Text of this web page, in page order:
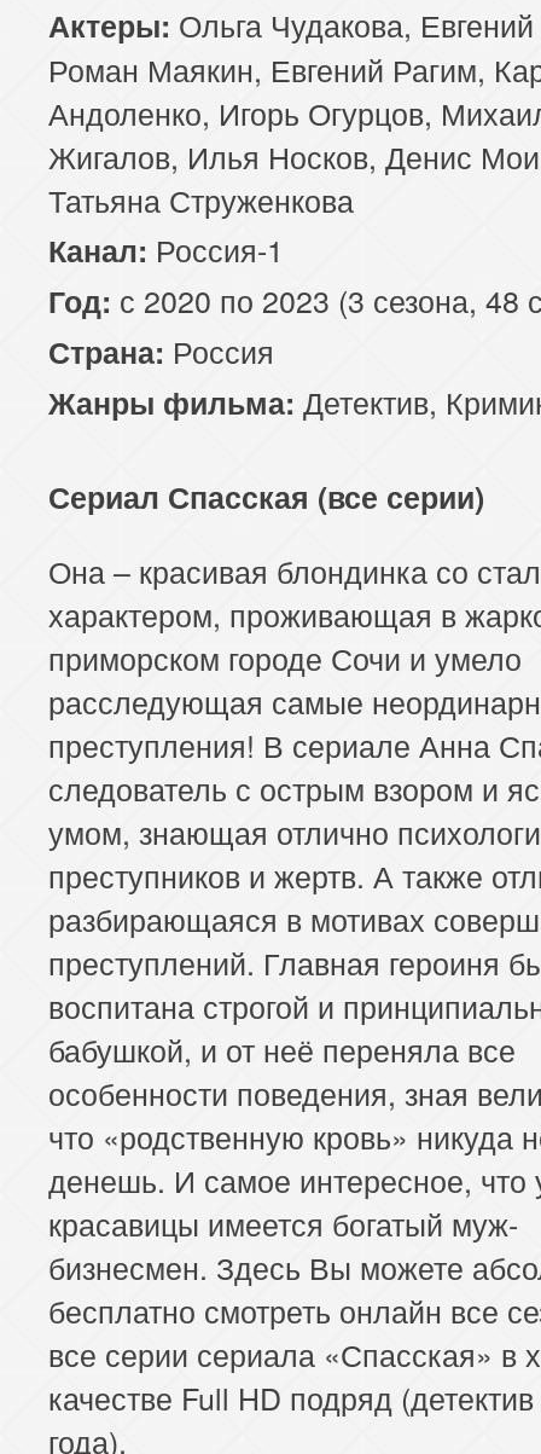
Актеры: Ольга Чудакова,
Роман Маякин, Евгений Рагим,
Андоленко, Игорь Огурцов,
Жигалов, Илья Носков, Денис
Татьяна Струженкова
Канал: Россия-1
Год: с 2020 по 2023 (3 сезона, 48
Страна: Россия
Жанры фильма: Детектив,
Сериал Спасская (все серии)
Она – красивая блондинка со
характером, проживающая в
приморском городе Сочи и умело
расследующая самые
преступления! В сериале Анна
следователь с острым взором и
умом, знающая отлично
преступников и жертв. А также
разбирающаяся в мотивах
преступлений. Главная героиня
воспитана строгой и
бабушкой, и от неё переняла все
особенности поведения, зная
что «родственную кровь» никуда
денешь. И самое интересное, что
красавицы имеется богатый муж-
бизнесмен. Здесь Вы можете
бесплатно смотреть онлайн все
все серии сериала «Спасская» в
качестве Full HD подряд
года).